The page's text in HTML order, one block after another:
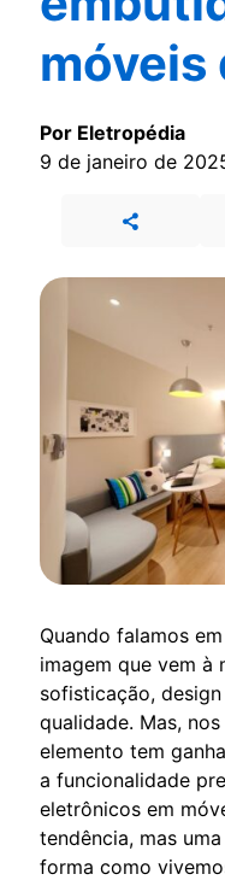
móveis
Por Eletropédia
9 de janeiro de
Quando falamos
imagem que vem à
sofisticação,
qualidade. Mas,
elemento tem
a funcionalidade
eletrônicos em
tendência, mas
forma como